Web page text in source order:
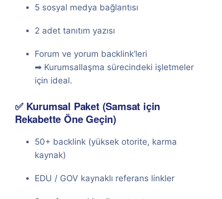
5 sosyal medya bağlantısı
2 adet tanıtım yazısı
Forum ve yorum backlink’leri
➡ Kurumsallaşma sürecindeki işletmeler
için ideal.
✅ Kurumsal Paket (Samsat için
Rekabette Öne Geçin)
50+ backlink (yüksek otorite, karma
kaynak)
EDU / GOV kaynaklı referans linkler